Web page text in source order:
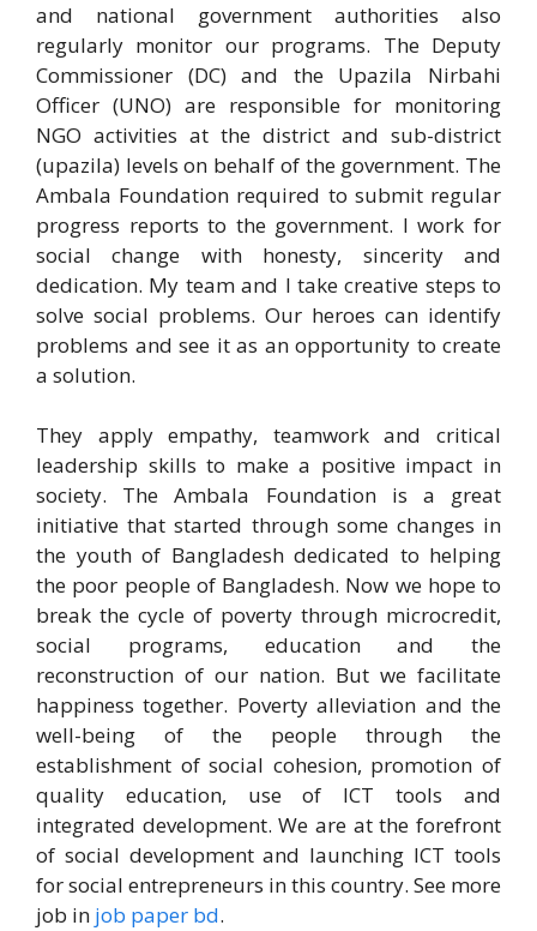
and national government authorities also
regularly monitor our programs. The Deputy
Commissioner (DC) and the Upazila Nirbahi
Officer (UNO) are responsible for monitoring
NGO activities at the district and sub-district
(upazila) levels on behalf of the government. The
Ambala Foundation required to submit regular
progress reports to the government. I work for
social change with honesty, sincerity and
dedication. My team and I take creative steps to
solve social problems. Our heroes can identify
problems and see it as an opportunity to create
a solution.
They apply empathy, teamwork and critical
leadership skills to make a positive impact in
society. The Ambala Foundation is a great
initiative that started through some changes in
the youth of Bangladesh dedicated to helping
the poor people of Bangladesh. Now we hope to
break the cycle of poverty through microcredit,
social programs, education and the
reconstruction of our nation. But we facilitate
happiness together. Poverty alleviation and the
well-being of the people through the
establishment of social cohesion, promotion of
quality education, use of ICT tools and
integrated development. We are at the forefront
of social development and launching ICT tools
for social entrepreneurs in this country. See more
job in job paper bd.